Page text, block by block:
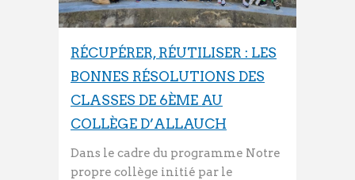
RÉCUPÉRER, RÉUTILISER : LES
BONNES RÉSOLUTIONS DES
CLASSES DE 6ÈME AU
COLLÈGE D’ALLAUCH
Dans le cadre du programme Notre
propre collège initié par le